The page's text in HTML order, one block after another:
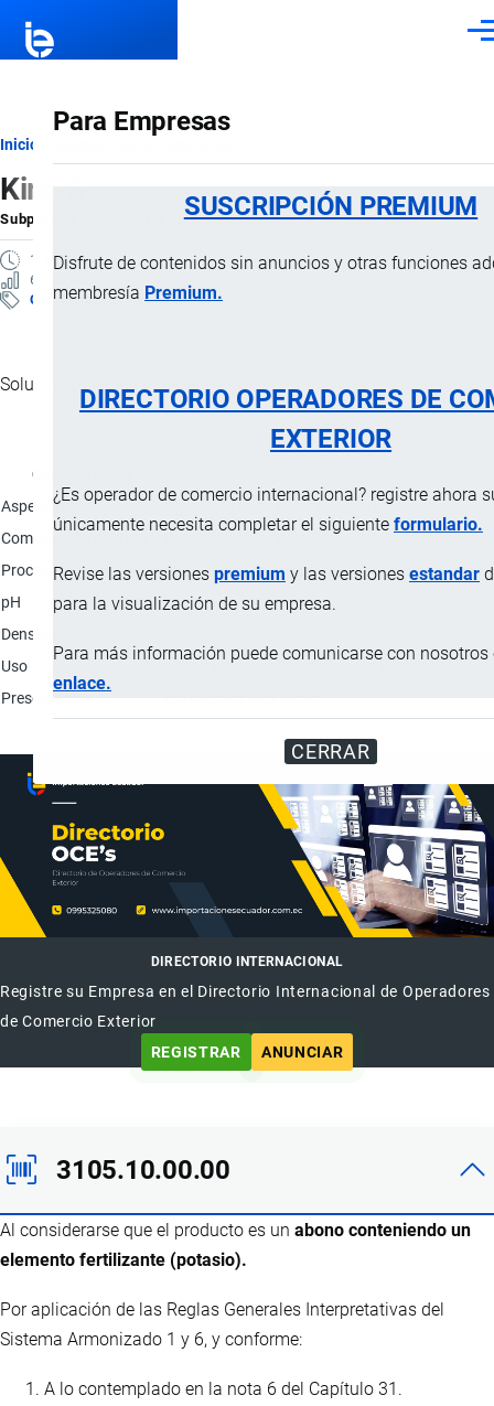
Para Empresas
SUSCRIPCIÓN PREMIUM
Disfrute de contenidos sin anuncios y otras funciones
membresía Premium.
DIRECTORIO OPERADORES DE
EXTERIOR
¿Es operador de comercio internacional? registre ahora
únicamente necesita completar el siguiente formulario.
Revise las versiones premium y las versiones estandar
para la visualización de su empresa.
Para más información puede comunicarse con nosotros
enlace.
CERRAR
Ruta
de
navegación
Inicio
Kira-S
Subpartida Arancelaria porImportaciones …, 5 Enero, 2025
1 MINUTO
6 VISTAS
Clasificación Arancelaria
Solución potásica líquida.
Característica
Aspecto físico
Líquido de color y olor característicos.
Composición química
Composición química
Proceso de elaboraciónEn el reactor se añade agua y azufre,
pH
8.3
Densidad
Uso
Abono potásico; Diseñada para potenciar la
Presentación
DIRECTORIO INTERNACIONAL
Registre su Empresa en el Directorio Internacional de Operadores
de Comercio Exterior
REGISTRAR
ANUNCIAR
3105.10.00.00
Al considerarse que el producto es un abono conteniendo un
elemento fertilizante (potasio).
Por aplicación de las Reglas Generales Interpretativas del
Sistema Armonizado 1 y 6, y conforme:
A lo contemplado en la nota 6 del Capítulo 31.